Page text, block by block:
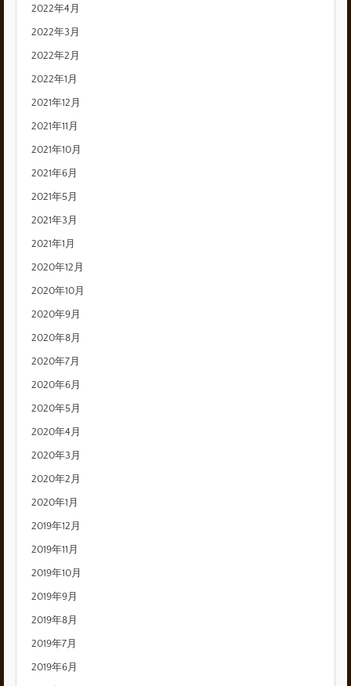
2022年4月
2022年3月
2022年2月
2022年1月
2021年12月
2021年11月
2021年10月
2021年6月
2021年5月
2021年3月
2021年1月
2020年12月
2020年10月
2020年9月
2020年8月
2020年7月
2020年6月
2020年5月
2020年4月
2020年3月
2020年2月
2020年1月
2019年12月
2019年11月
2019年10月
2019年9月
2019年8月
2019年7月
2019年6月